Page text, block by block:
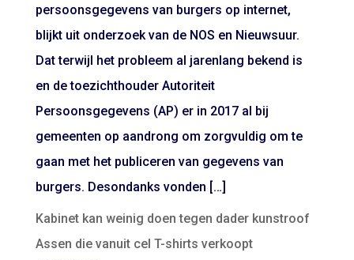
persoonsgegevens van burgers op internet,
blijkt uit onderzoek van de NOS en Nieuwsuur.
Dat terwijl het probleem al jarenlang bekend is
en de toezichthouder Autoriteit
Persoonsgegevens (AP) er in 2017 al bij
gemeenten op aandrong om zorgvuldig om te
gaan met het publiceren van gegevens van
burgers. Desondanks vonden […]
Kabinet kan weinig doen tegen dader kunstroof
Assen die vanuit cel T-shirts verkoopt